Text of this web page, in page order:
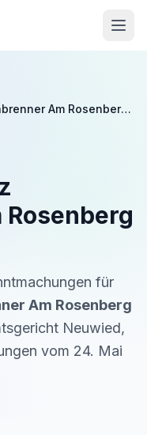
Seniorenresidenz Weinbrenner Am Rosenberg GmbH
für
Am Rosenberg
Neuwied,
en vom 24. Mai